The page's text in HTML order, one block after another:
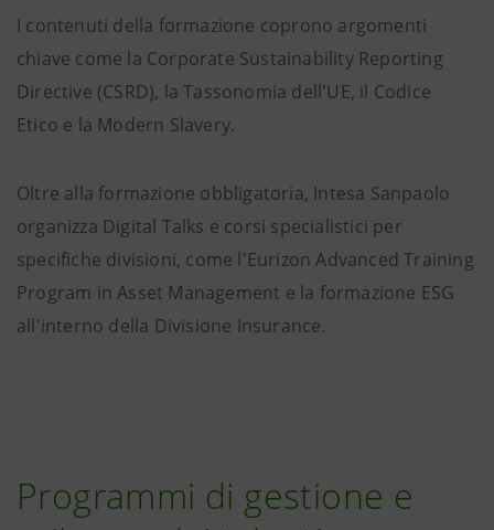
I contenuti della formazione coprono argomenti
chiave come la Corporate Sustainability Reporting
Directive (CSRD), la Tassonomia dell'UE, il Codice
Etico e la Modern Slavery.
Oltre alla formazione obbligatoria, Intesa Sanpaolo
organizza Digital Talks e corsi specialistici per
specifiche divisioni, come l'Eurizon Advanced Training
Program in Asset Management e la formazione ESG
all'interno della Divisione Insurance.
Programmi di gestione e